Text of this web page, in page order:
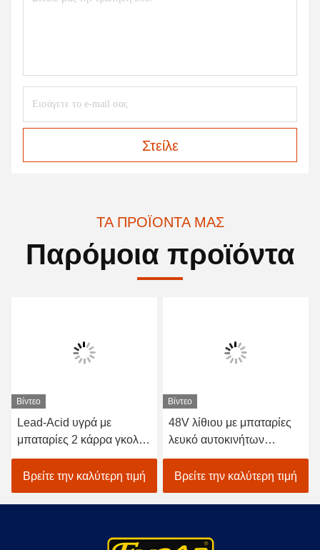
Στείλε
ΤΑ ΠΡΟΪΌΝΤΑ ΜΑΣ
Παρόμοια προϊόντα
Βίντεο
Lead-Acid υγρά με
μπαταρίες 2 κάρρα γκολφ
καθισμάτων/ηλεκτρικό με
λάθη γκολφ αυτοκινήτων
Βρείτε την καλύτερη τιμή
Βίντεο
48V λίθιου με μπαταρίες
λευκό αυτοκινήτων
EXCAR A1S6+2 γκολφ
οχημάτων ηλεκτρικό
Βρείτε την καλύτερη τιμή